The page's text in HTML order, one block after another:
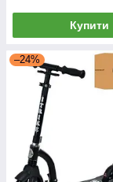
Купити
–24%